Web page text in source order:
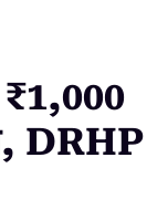
DRHP